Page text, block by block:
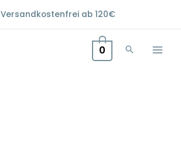
Versandkostenfrei ab 120€
0